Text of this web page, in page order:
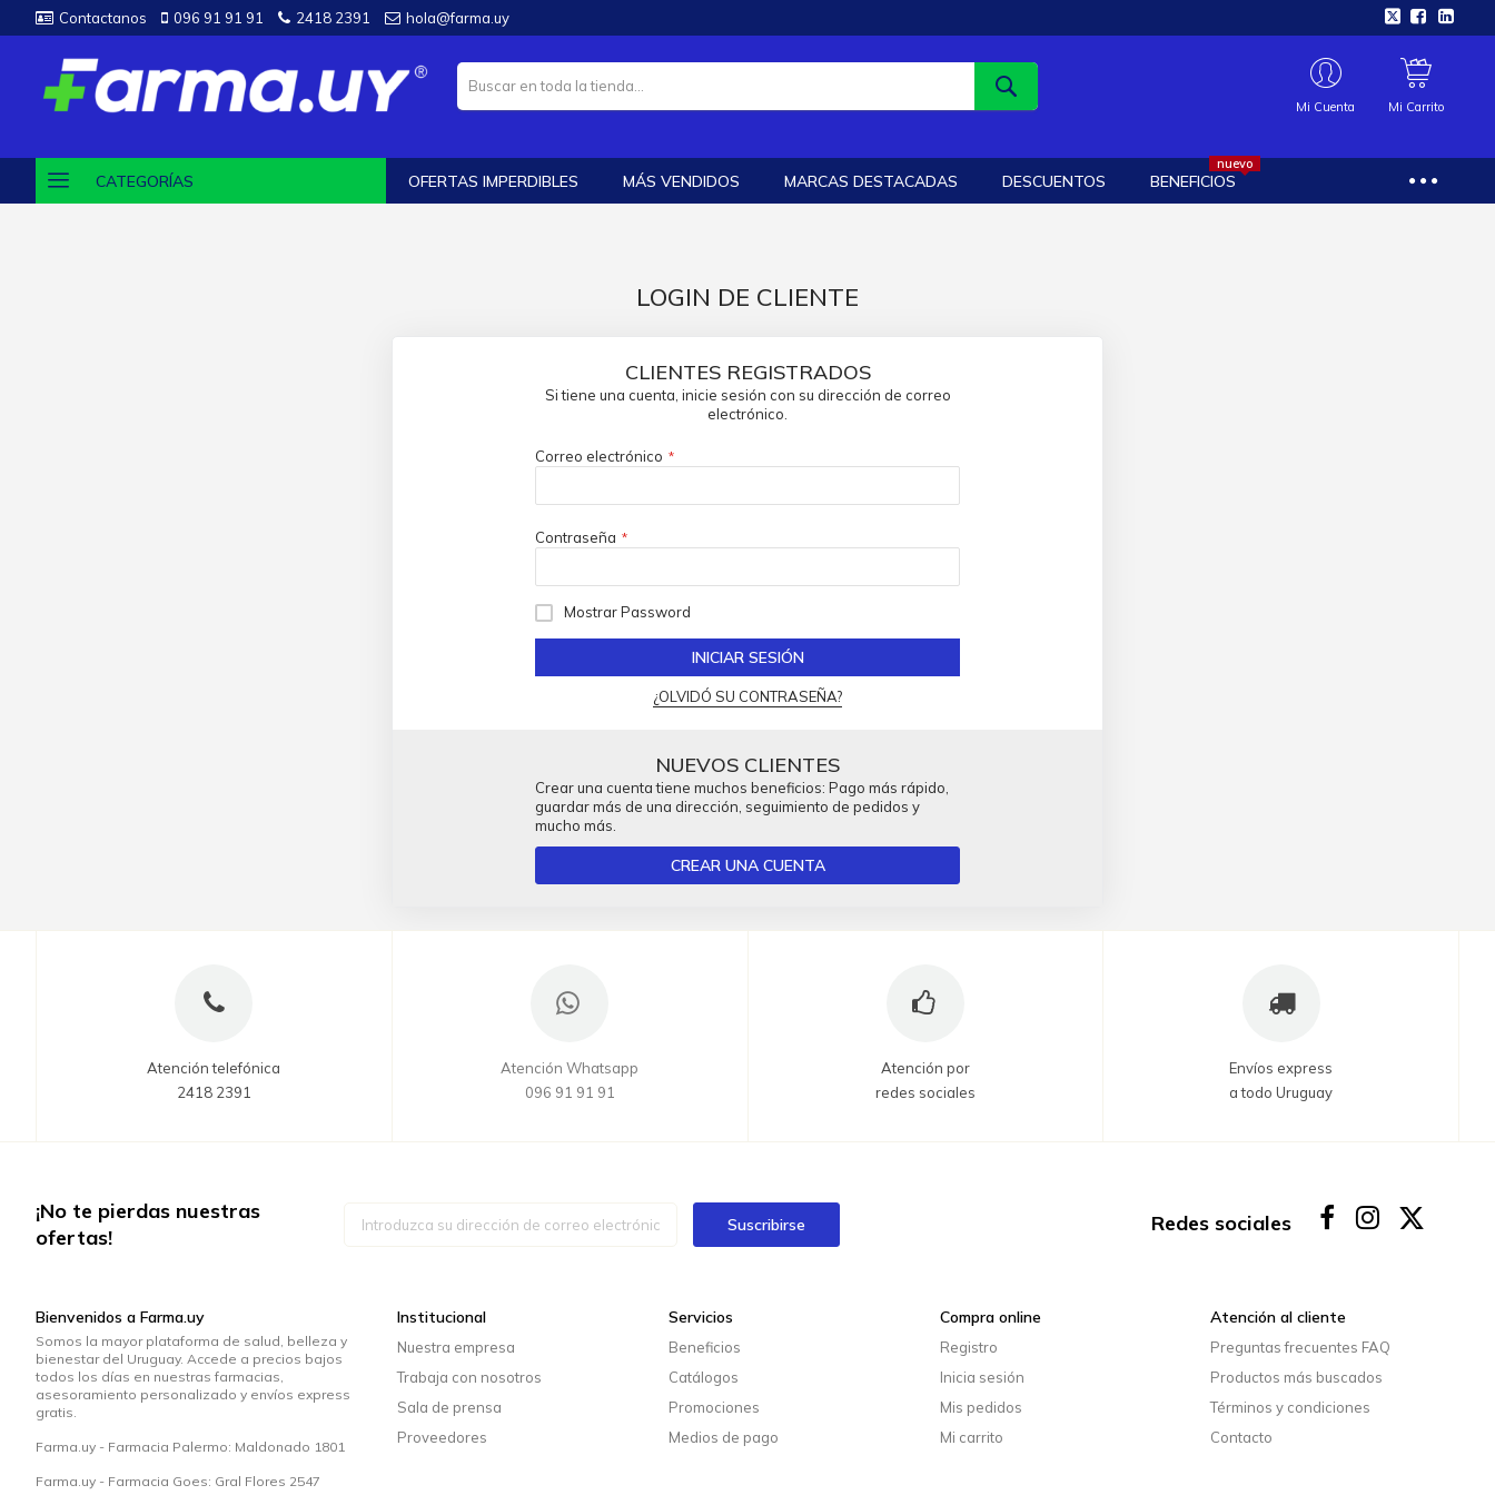
Contactanos 096 91 91 91 2418 2391 hola@farma.uy
Mi Cuenta Mi Carrito
CATEGORÍAS OFERTAS IMPERDIBLES MÁS VENDIDOS MARCAS DESTACADAS DESCUENTOS BENEFICIOS
nuevo
LOGIN DE CLIENTE
CLIENTES REGISTRADOS
Si tiene una cuenta, inicie sesión con su dirección de correo
electrónico.
Correo electrónico
Contraseña
Mostrar Password
INICIAR SESIÓN
¿OLVIDÓ SU CONTRASEÑA?
NUEVOS CLIENTES
Crear una cuenta tiene muchos beneficios: Pago más rápido,
guardar más de una dirección, seguimiento de pedidos y
mucho más.
CREAR UNA CUENTA
Atención telefónica
2418 2391
Atención Whatsapp
096 91 91 91
Atención por
redes sociales
Envíos express
a todo Uruguay
¡No te pierdas nuestras
ofertas!
Suscribirse Redes sociales
Bienvenidos a Farma.uy
Somos la mayor plataforma de salud, belleza y
bienestar del Uruguay. Accede a precios bajos
todos los días en nuestras farmacias,
asesoramiento personalizado y envíos express
gratis.
Farma.uy - Farmacia Palermo: Maldonado 1801
Farma.uy - Farmacia Goes: Gral Flores 2547
Institucional
Nuestra empresa
Trabaja con nosotros
Sala de prensa
Proveedores
Servicios
Beneficios
Catálogos
Promociones
Medios de pago
Compra online
Registro
Inicia sesión
Mis pedidos
Mi carrito
Atención al cliente
Preguntas frecuentes FAQ
Productos más buscados
Términos y condiciones
Contacto